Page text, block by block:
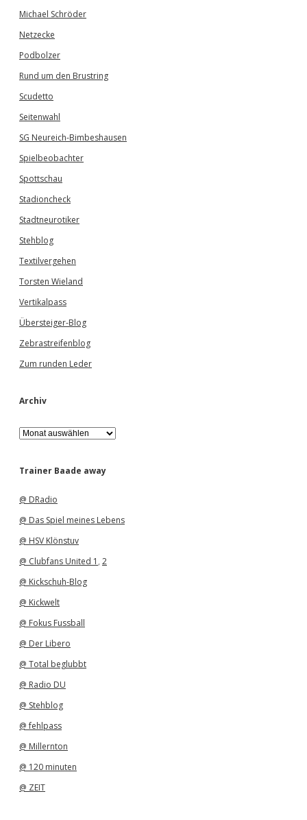
Michael Schröder
Netzecke
Podbolzer
Rund um den Brustring
Scudetto
Seitenwahl
SG Neureich-Bimbeshausen
Spielbeobachter
Spottschau
Stadioncheck
Stadtneurotiker
Stehblog
Textilvergehen
Torsten Wieland
Vertikalpass
Übersteiger-Blog
Zebrastreifenblog
Zum runden Leder
Archiv
A
r
h
Trainer Baade away
@ DRadio
@ Das Spiel meines Lebens
@ HSV Klönstuv
@ Clubfans United 1 , 2
@ Kickschuh-Blog
@ Kickwelt
@ Fokus Fussball
@ Der Libero
@ Total beglubbt
@ Radio DU
@ Stehblog
@ fehlpass
@ Millernton
@ 120 minuten
@ ZEIT